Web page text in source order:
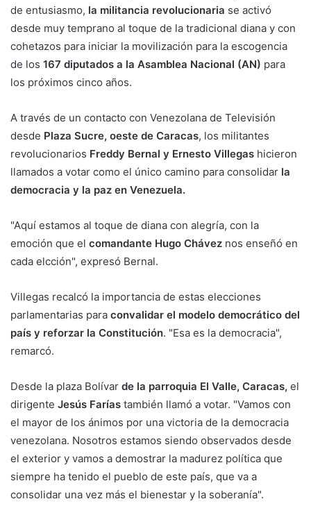
de entusiasmo, la militancia revolucionaria se activó
desde muy temprano al toque de la tradicional diana y con
cohetazos para iniciar la movilización para la escogencia
de los 167 diputados a la Asamblea Nacional (AN) para
los próximos cinco años.
A través de un contacto con Venezolana de Televisión
desde Plaza Sucre, oeste de Caracas, los militantes
revolucionarios Freddy Bernal y Ernesto Villegas hicieron
llamados a votar como el único camino para consolidar la
democracia y la paz en Venezuela.
"Aquí estamos al toque de diana con alegría, con la
emoción que el comandante Hugo Chávez nos enseñó en
cada elcción", expresó Bernal.
Villegas recalcó la importancia de estas elecciones
parlamentarias para convalidar el modelo democrático del
país y reforzar la Constitución. "Esa es la democracia",
remarcó.
Desde la plaza Bolívar de la parroquia El Valle, Caracas, el
dirigente Jesús Farías también llamó a votar. "Vamos con
el mayor de los ánimos por una victoria de la democracia
venezolana. Nosotros estamos siendo observados desde
el exterior y vamos a demostrar la madurez política que
siempre ha tenido el pueblo de este país, que va a
consolidar una vez más el bienestar y la soberanía".